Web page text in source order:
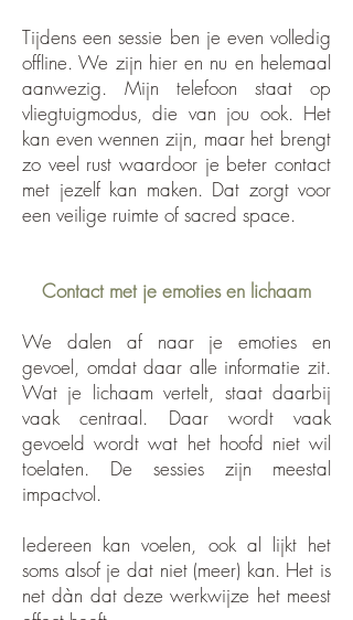
Tijdens een sessie ben je even volledig
offline. We zijn hier en nu en helemaal
aanwezig. Mijn telefoon staat op
vliegtuigmodus, die van jou ook. Het
kan even wennen zijn, maar het brengt
zo veel rust waardoor je beter contact
met jezelf kan maken. Dat zorgt voor
een veilige ruimte of sacred space.
Contact met je emoties en lichaam
We dalen af naar je emoties en
gevoel, omdat daar alle informatie zit.
Wat je lichaam vertelt, staat daarbij
vaak centraal. Daar wordt vaak
gevoeld wordt wat het hoofd niet wil
toelaten. De sessies zijn meestal
impactvol.
Iedereen kan voelen, ook al lijkt het
soms alsof je dat niet (meer) kan. Het is
net dàn dat deze werkwijze het meest